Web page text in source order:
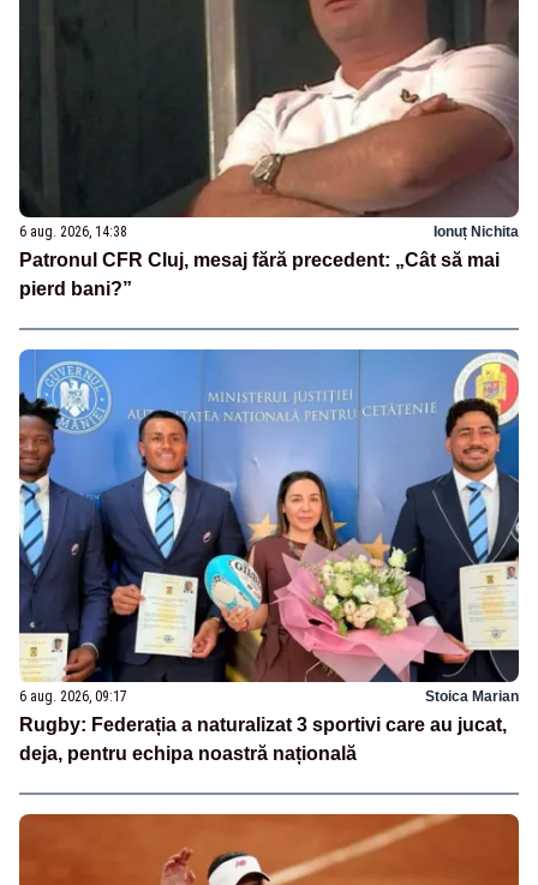
6 aug. 2026, 14:38 Ionuț Nichita
Patronul CFR Cluj, mesaj fără precedent: „Cât să mai
pierd bani?”
6 aug. 2026, 09:17 Stoica Marian
Rugby: Federația a naturalizat 3 sportivi care au jucat,
deja, pentru echipa noastră națională